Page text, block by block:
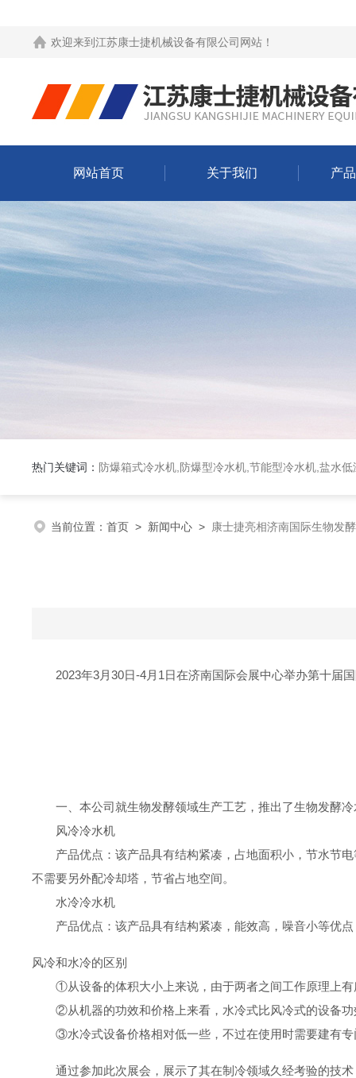
欢迎来到 江苏康士捷机械设备有限公司网站 ！
网站首页 关于我们 产
热门关键词： 防爆箱式冷水机,防爆型冷水机,节能型冷水机,盐水低
当前位置： 首页 > 新闻中心 > 康士捷亮相济南国际生物发
2023年3月30日-4月1日在济南国际会展中心举办第十届
一、本公司就生物发酵领域生产工艺，推出了生物发酵
风冷冷水机
产品优点：该产品具有结构紧凑，占地面积小，节水节
不需要另外配冷却塔，节省占地空间。
水冷冷水机
产品优点：该产品具有结构紧凑，能效高，噪音小等优
风冷和水冷的区别
①从设备的体积大小上来说，由于两者之间工作原理上
②从机器的功效和价格上来看，水冷式比风冷式的设备
③水冷式设备价格相对低一些，不过在使用时需要建有
通过参加此次展会，展示了其在制冷领域久经考验的技